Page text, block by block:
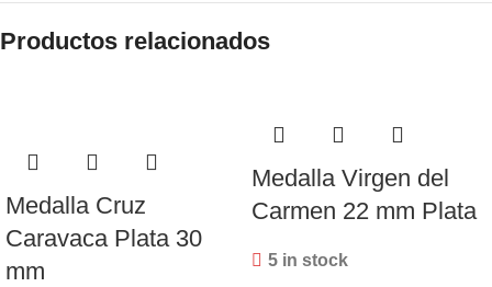
Productos relacionados
Medalla Cruz
Caravaca Plata 30
mm
Medalla Virgen del
Carmen 22 mm Plata
5 in stock